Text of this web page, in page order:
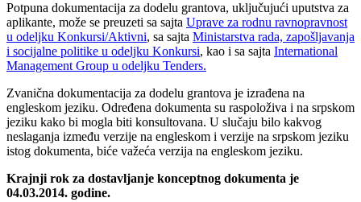
Potpuna dokumentacija za dodelu grantova, uključujući uputstva za
aplikante, može se preuzeti sa sajta Uprave za rodnu ravnopravnost
u odeljku Konkursi/Aktivni, sa sajta Ministarstva rada, zapošljavanja
i socijalne politike u odeljku Konkursi, kao i sa sajta International
Management Group u odeljku Tenders.
Zvanična dokumentacija za dodelu grantova je izrađena na
engleskom jeziku. Određena dokumenta su raspoloživa i na srpskom
jeziku kako bi mogla biti konsultovana. U slučaju bilo kakvog
neslaganja između verzije na engleskom i verzije na srpskom jeziku
istog dokumenta, biće važeća verzija na engleskom jeziku.
Krajnji rok za dostavljanje konceptnog dokumenta je
04.03.2014. godine.